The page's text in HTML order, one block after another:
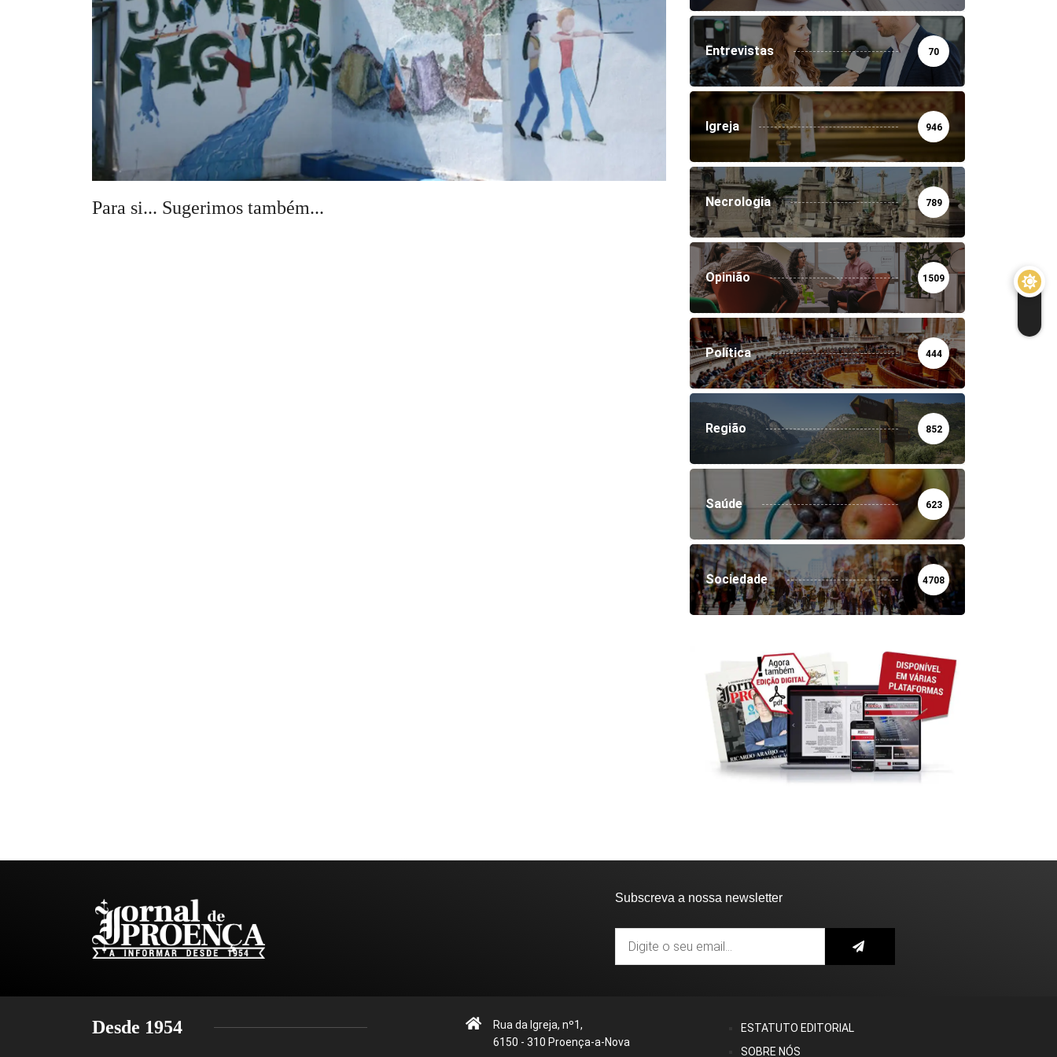
Para si... Sugerimos também...
Entrevistas 70
Igreja 946
Necrologia 789
Opinião 1509
Política 444
Região 852
Saúde 623
Sociedade 4708
Subscreva a nossa newsletter
Desde 1954
Rua da Igreja, nº1,
6150 - 310 Proença-a-Nova
ESTATUTO EDITORIAL
SOBRE NÓS